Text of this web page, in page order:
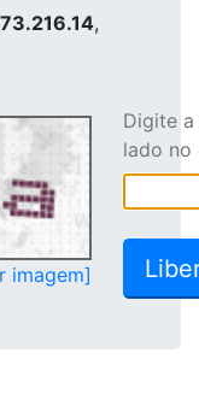
,
imagem]
Digite
lado no